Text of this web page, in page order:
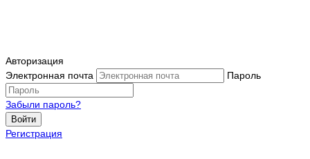
Авторизация
Электронная почта
Пароль
Забыли пароль?
Войти
Регистрация